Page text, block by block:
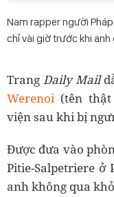
Nam rapper người
chỉ vài giờ trước khi anh
Trang Daily Mail
Werenoi(tên thật
viện sau khi bị
Được đưa vào
Pitie-Salpetriere ở
anh không qua